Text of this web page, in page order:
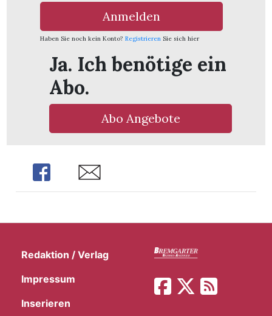
Anmelden
Haben Sie noch kein Konto? Registrieren Sie sich hier
Ja. Ich benötige ein
Abo.
Abo Angebote
Share Share
Redaktion / Verlag
Impressum
Inserieren